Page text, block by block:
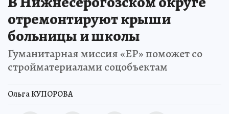
отремонтируют крыши
больницы и школы
Гуманитарная миссия «ЕР» поможет со
стройматериалами соцобъектам
Ольга КУПОРОВА